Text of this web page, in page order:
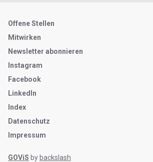
Metanavigation
Offene Stellen
Mitwirken
Newsletter abonnieren
Instagram
Facebook
LinkedIn
Index
Datenschutz
Impressum
GOViS by backslash